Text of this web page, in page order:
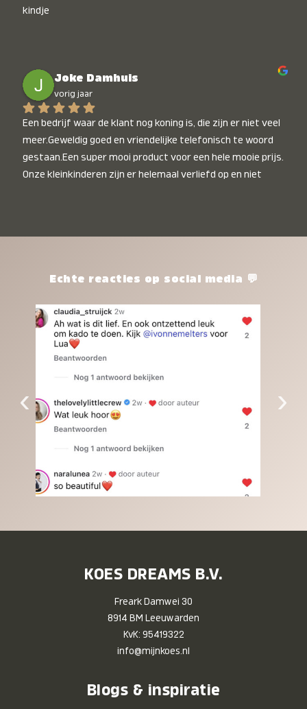
kindje
Joke Damhuis
vorig jaar
Een bedrijf waar de klant nog koning is, die zijn er niet veel
meer.Geweldig goed en vriendelijke telefonisch te woord
gestaan.Een super mooi product voor een hele mooie prijs.
Onze kleinkinderen zijn er helemaal verliefd op en niet
het waard.Echte reacties op social media 💬
‹ ›
KOES DREAMS B.V.
Freark Damwei 30
8914 BM Leeuwarden
KvK: 95419322
info@mijnkoes.nl
Blogs & inspiratie